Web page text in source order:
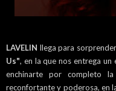
LAVELIN llega para
Us", en la que nos entrega
enchinarte por completo
reconfortante y poderosa, en